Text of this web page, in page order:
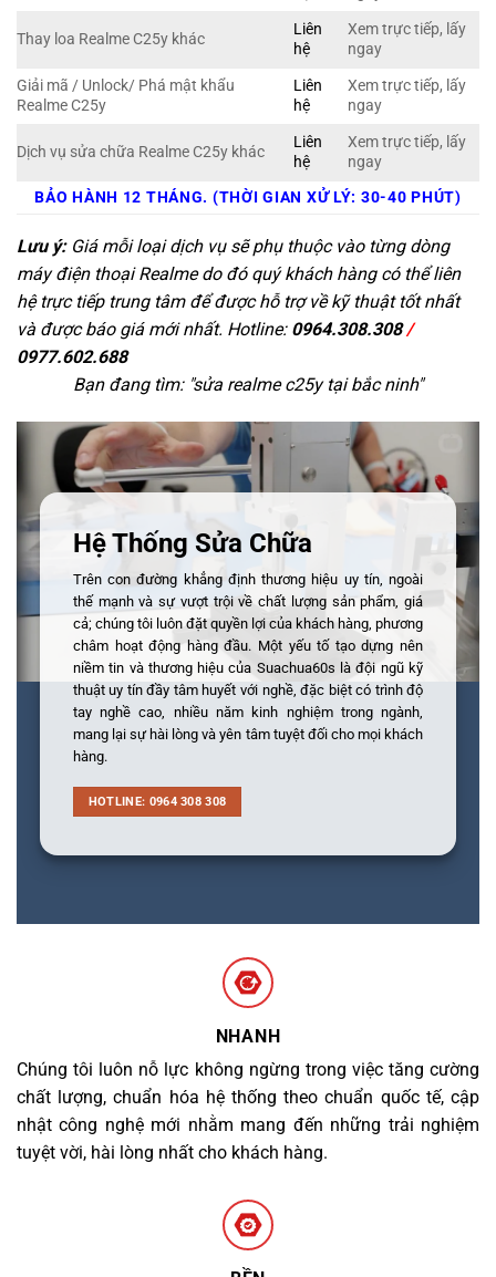
Thay loa Realme C25y khác
Liên
hệ
Xem trực tiếp, lấy
ngay
Giải mã / Unlock/ Phá mật khẩu
Realme C25y
Liên
hệ
Xem trực tiếp, lấy
ngay
Dịch vụ sửa chữa Realme C25y khác
Liên
hệ
Xem trực tiếp, lấy
ngay
BẢO HÀNH 12 THÁNG. (THỜI GIAN XỬ LÝ: 30-40 PHÚT)
Lưu ý:Giá mỗi loại dịch vụ sẽ phụ thuộc vào từng dòng
máy điện thoại Realme do đó quý khách hàng có thể liên
hệ trực tiếp trung tâm để được hỗ trợ về kỹ thuật tốt nhất
và được báo giá mới nhất. Hotline: 0964.308.308/
0977.602.688
Bạn đang tìm: "sửa realme c25y tại bắc ninh"
Hệ Thống Sửa Chữa
Trên con đường khẳng định thương hiệu uy tín, ngoài
thế mạnh và sự vượt trội về chất lượng sản phẩm, giá
cả; chúng tôi luôn đặt quyền lợi của khách hàng, phương
châm hoạt động hàng đầu. Một yếu tố tạo dựng nên
niềm tin và thương hiệu của Suachua60s là đội ngũ kỹ
thuật uy tín đầy tâm huyết với nghề, đặc biệt có trình độ
tay nghề cao, nhiều năm kinh nghiệm trong ngành,
mang lại sự hài lòng và yên tâm tuyệt đối cho mọi khách
hàng.
HOTLINE: 0964 308 308
NHANH
Chúng tôi luôn nỗ lực không ngừng trong việc tăng cường
chất lượng, chuẩn hóa hệ thống theo chuẩn quốc tế, cập
nhật công nghệ mới nhằm mang đến những trải nghiệm
tuyệt vời, hài lòng nhất cho khách hàng.